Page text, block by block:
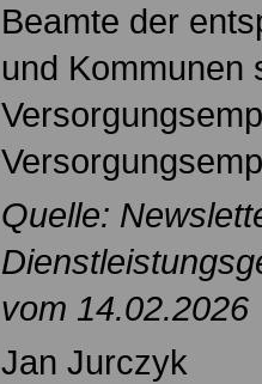
Beamte der
und Kommunen
Quelle:
vom 14.02.2026
Jan Jurczyk